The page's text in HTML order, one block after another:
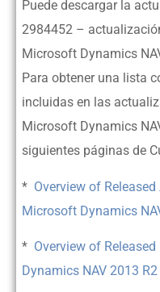
Puede descargar la
2984452 –
Microsoft Dynamics
Para obtener una lista
incluidas en las
Microsoft Dynamics
siguientes páginas de
* Overview of
Microsoft Dynamics
* Overview of
Dynamics NAV 2013 R2